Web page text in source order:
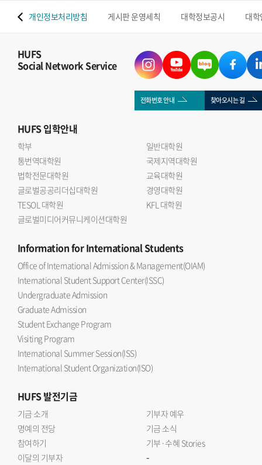
개인정보처리방침 게시판 운영세칙 대학정보공시 대
HUFS
Social Network Service
전화번호 안내 찾아오시는 길
HUFS입학안내
학부
일반대학원
통번역대학원
국제지역대학원
법학전문대학원
교육대학원
글로벌공공리더십대학원
경영대학원
TESOL 대학원
KFL 대학원
글로벌미디어커뮤니케이션대학원
Informationfor International Students
Office of International Admission & Management(OIAM)
International Student Support Center(ISSC)
Undergraduate Admission
Graduate Admission
Student Exchange Program
Visiting Program
International Summer Session(ISS)
International Student Organization(ISO)
HUFS발전기금
기금 소개
기부자 예우
명예의 전당
기금 소식
참여하기
기부·수혜 Stories
이달의 기부자
-